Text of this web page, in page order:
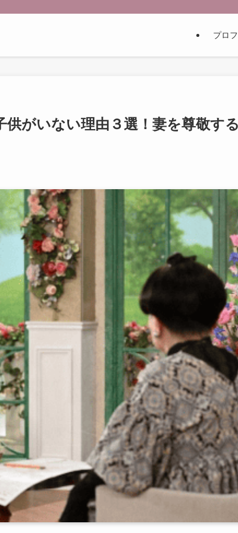
プロ
供がいない理由３選！妻を尊敬す